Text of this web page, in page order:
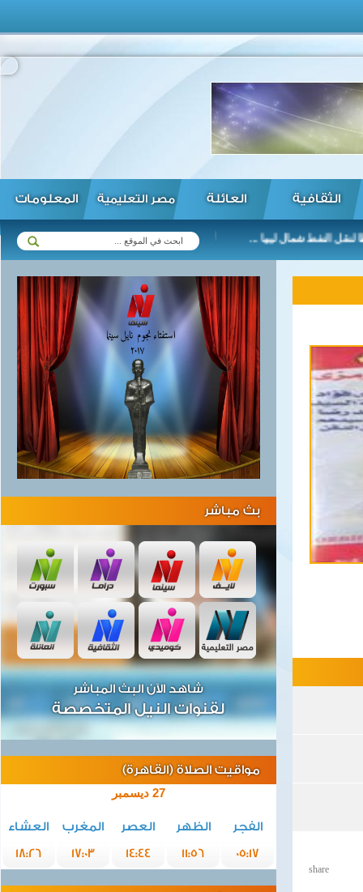
الثقافية العائلة مصر التعليمية المعلومات
تصاعد الانتهاكات الإسرائيلية بحق الأسيرات شمال ليبيا ...
share
بث مباشر
شاهد الآن البث المباشر
لقنوات النيل المتخصصة
مواقيت الصلاة (القاهرة)
27 ديسمبر
الفجر الظهر العصر المغرب
العشاء
05:17
11:56
14:44
17:03
18:26